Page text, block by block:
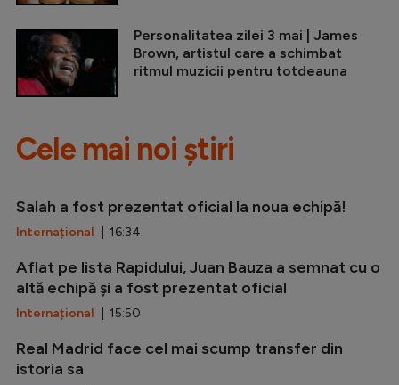
Personalitatea zilei 3 mai | James
Brown, artistul care a schimbat
ritmul muzicii pentru totdeauna
Cele mai noi știri
Salah a fost prezentat oficial la noua echipă!
Internațional | 16:34
Aflat pe lista Rapidului, Juan Bauza a semnat cu o
altă echipă și a fost prezentat oficial
Internațional | 15:50
Real Madrid face cel mai scump transfer din
istoria sa